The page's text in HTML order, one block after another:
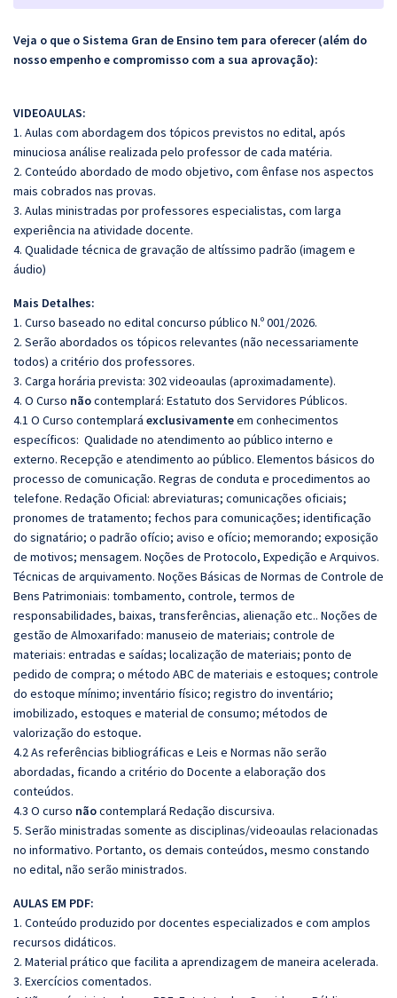
Veja o que o Sistema Gran de Ensino tem para oferecer (além do
nosso empenho e compromisso com a sua aprovação):
VIDEOAULAS:
1. Aulas com abordagem dos tópicos previstos no edital, após
minuciosa análise realizada pelo professor de cada matéria.
2. Conteúdo abordado de modo objetivo, com ênfase nos aspectos
mais cobrados nas provas.
3. Aulas ministradas por professores especialistas, com larga
experiência na atividade docente.
4. Qualidade técnica de gravação de altíssimo padrão (imagem e
áudio)
Mais Detalhes:
1. Curso baseado no edital concurso público N.º 001/2026.
2. Serão abordados os tópicos relevantes (não necessariamente
todos) a critério dos professores.
3. Carga horária prevista: 302 videoaulas (aproximadamente).
4. O Curso nãocontemplará: Estatuto dos Servidores Públicos.
4.1 O Curso contemplará exclusivamenteem conhecimentos
específicos: Qualidade no atendimento ao público interno e
externo. Recepção e atendimento ao público. Elementos básicos do
processo de comunicação. Regras de conduta e procedimentos ao
telefone. Redação Oficial: abreviaturas; comunicações oficiais;
pronomes de tratamento; fechos para comunicações; identificação
do signatário; o padrão ofício; aviso e ofício; memorando; exposição
de motivos; mensagem. Noções de Protocolo, Expedição e Arquivos.
Técnicas de arquivamento. Noções Básicas de Normas de Controle de
Bens Patrimoniais: tombamento, controle, termos de
responsabilidades, baixas, transferências, alienação etc.. Noções de
gestão de Almoxarifado: manuseio de materiais; controle de
materiais: entradas e saídas; localização de materiais; ponto de
pedido de compra; o método ABC de materiais e estoques; controle
do estoque mínimo; inventário físico; registro do inventário;
imobilizado, estoques e material de consumo; métodos de
valorização do estoque.
4.2 As referências bibliográficas e Leis e Normas não serão
abordadas, ficando a critério do Docente a elaboração dos
conteúdos.
4.3 O curso nãocontemplará Redação discursiva.
5. Serão ministradas somente as disciplinas/videoaulas relacionadas
no informativo. Portanto, os demais conteúdos, mesmo constando
no edital, não serão ministrados.
AULAS EM PDF:
1. Conteúdo produzido por docentes especializados e com amplos
recursos didáticos.
2. Material prático que facilita a aprendizagem de maneira acelerada.
3. Exercícios comentados.